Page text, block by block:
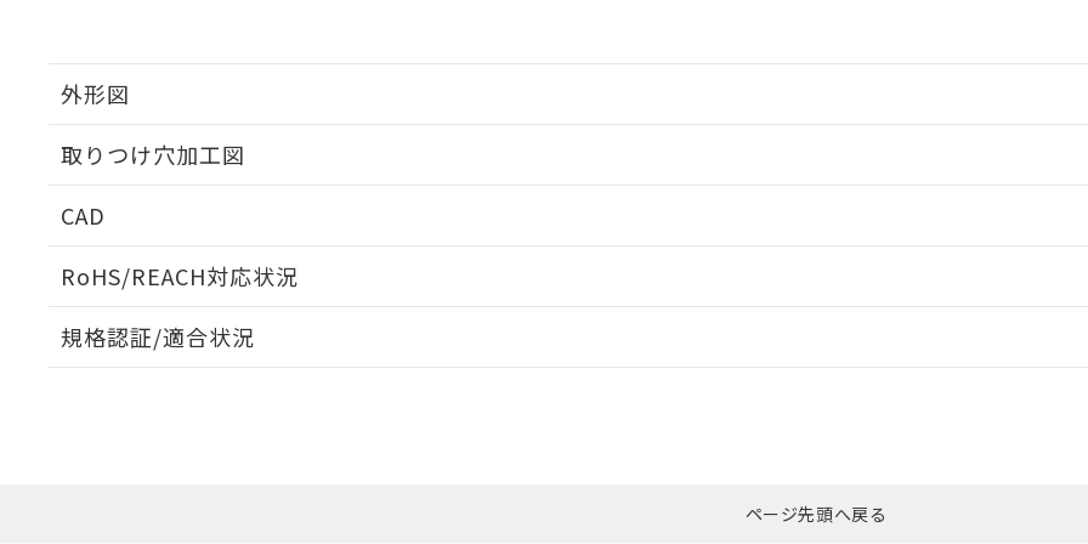
外形図
取りつけ穴加工図
CAD
RoHS/REACH対応状況
EU RoHS 注意事項・凡例
ダウンロードはこちら
規格認証/適合状況
ページ先頭へ戻る